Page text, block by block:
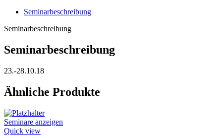
Seminarbeschreibung
Seminarbeschreibung
Seminarbeschreibung
23.-28.10.18
Ähnliche Produkte
Seminare anzeigen
Quick view